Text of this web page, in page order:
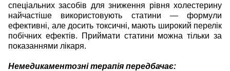
спеціальних засобів для зниження рівня холестерину
найчастіше використовують статини — формули
ефективні, але досить токсичні, мають широкий перелік
побічних ефектів. Приймати статини можна тільки за
показаннями лікаря.
Немедикаментозні терапія передбачає: